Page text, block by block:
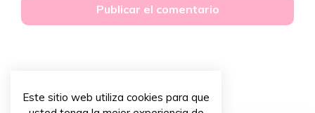
Este sitio web utiliza cookies para que